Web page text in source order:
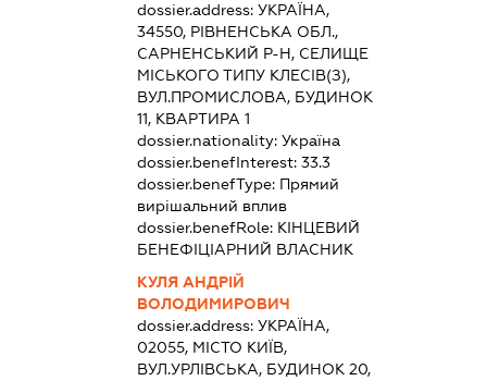
dossier.address: УКРАЇНА,
34550, РІВНЕНСЬКА ОБЛ.,
САРНЕНСЬКИЙ Р-Н, СЕЛИЩЕ
МІСЬКОГО ТИПУ КЛЕСІВ(З),
ВУЛ.ПРОМИСЛОВА, БУДИНОК
11, КВАРТИРА 1
dossier.nationality: Україна
dossier.benefInterest: 33.3
dossier.benefType: Прямий
вирішальний вплив
dossier.benefRole: КІНЦЕВИЙ
БЕНЕФІЦІАРНИЙ ВЛАСНИК
КУЛЯ АНДРІЙ
ВОЛОДИМИРОВИЧ
dossier.address: УКРАЇНА,
02055, МІСТО КИЇВ,
ВУЛ.УРЛІВСЬКА, БУДИНОК 20,